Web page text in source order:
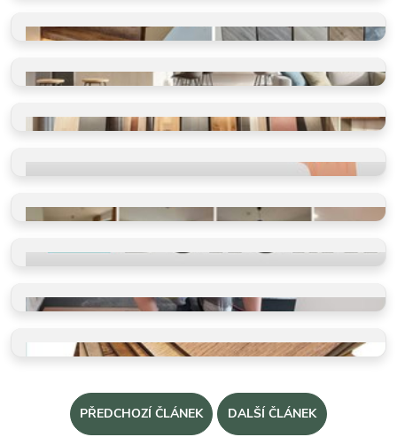
Ano, olepujeme i zdi
Vidět, cítit, vybrat
Výběr dle místností
Ověřeno spokojenými zákazníky
Příběhy našich klientů
Více než schody a vinyl
Takto je děláme v BUKOMĚ
PŘEDCHOZÍ ČLÁNEK DALŠÍ ČLÁNEK